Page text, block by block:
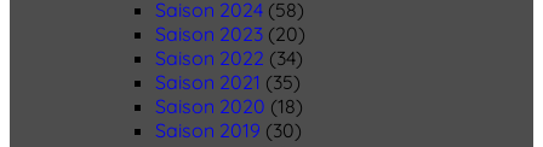
Saison 2024 (58)
Saison 2023 (20)
Saison 2022 (34)
Saison 2021 (35)
Saison 2020 (18)
Saison 2019 (30)